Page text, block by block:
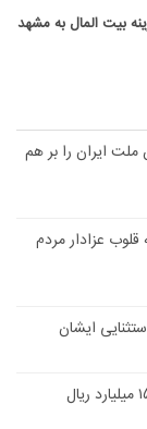
بیت المال به مشهد
ایران را بر هم
عزادار مردم
ایشان